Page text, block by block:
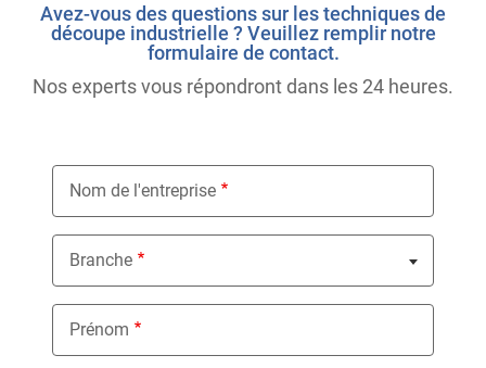
Avez-vous des questions sur les techniques de
découpe industrielle ? Veuillez remplir notre
formulaire de contact.
Nos experts vous répondront dans les 24 heures.
Nom de l'entreprise
Branche
Nothing selected
Prénom